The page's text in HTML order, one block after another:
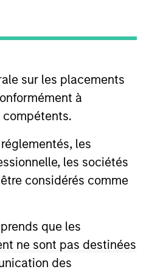
sur les placements
à
compétents.
les
les sociétés
considérés comme
que les
ne sont pas destinées
des
mentioned
approved by
to you
or
on the site